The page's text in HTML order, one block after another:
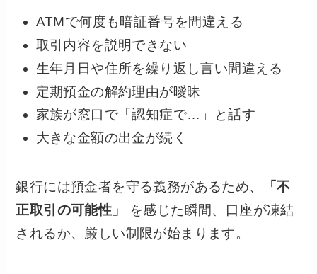
ATMで何度も暗証番号を間違える
取引内容を説明できない
生年月日や住所を繰り返し言い間違える
定期預金の解約理由が曖昧
家族が窓口で「認知症で…」と話す
大きな金額の出金が続く
銀行には預金者を守る義務があるため、
「不
正取引の可能性」
を感じた瞬間、口座が凍結
されるか、厳しい制限が始まります。